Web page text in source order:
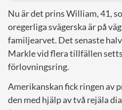
Nu är det prins William, 41,
oregerliga svägerska är på
familjearvet. Det senaste
Markle vid flera tillfällen
förlovningsring.
Amerikanskan fick ringen av
den med hjälp av två rejäla